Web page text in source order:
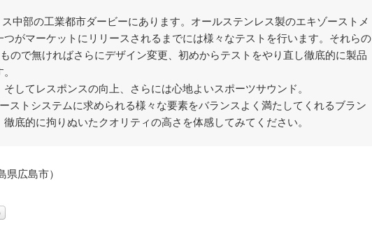
中部の工業都市ダービーにあります。オールステンレス製のエキゾーストメ
がマーケットにリリースされるまでには様々なテストを行います。それらの
ので無ければさらにデザイン変更、初めからテストをやり直し徹底的に製品
してレスポンスの向上、さらには心地よいスポーツサウンド。
ストシステムに求められる様々な要素をバランスよく満たしてくれるブラン
徹底的に拘りぬいたクオリティの高さを体感してみてください。
県広島市）